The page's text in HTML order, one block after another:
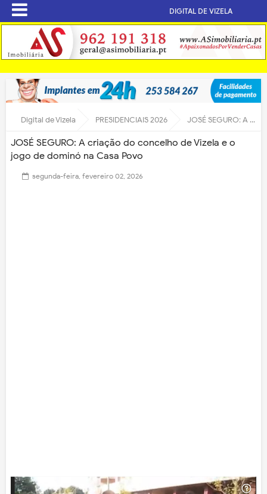
DIGITAL DE VIZELA
Digital de Vizela PRESIDENCIAIS 2026 JOSÉ SEGURO: A criação do concelho de Vizela e o jogo de dominó na Casa Povo
JOSÉ SEGURO: A criação do concelho de Vizela e o
jogo de dominó na Casa Povo
segunda-feira, fevereiro 02, 2026